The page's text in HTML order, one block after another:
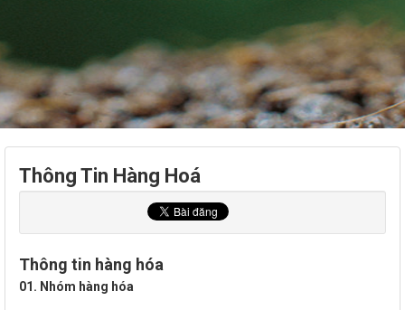
Thông Tin Hàng Hoá
Thông tin hàng hóa
01. Nhóm hàng hóa